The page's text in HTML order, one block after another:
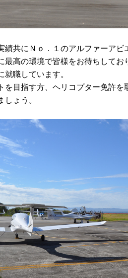
績共にＮｏ．１のアルファーアビ
最高の環境で皆様をお待ちしてお
就職しています。
を目指す方、ヘリコプター免許
しょう。